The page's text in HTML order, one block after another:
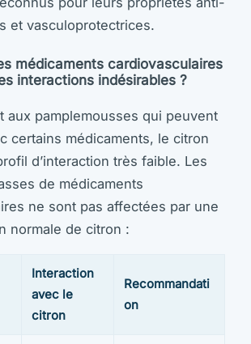
et vasculoprotectrices.
médicaments cardiovasculaires
interactions indésirables ?
aux pamplemousses qui peuvent
certains médicaments, le citron
d’interaction très faible. Les
de médicaments
ne sont pas affectées par une
normale de citron :
Interaction
avec le
citron
Recommandati
on